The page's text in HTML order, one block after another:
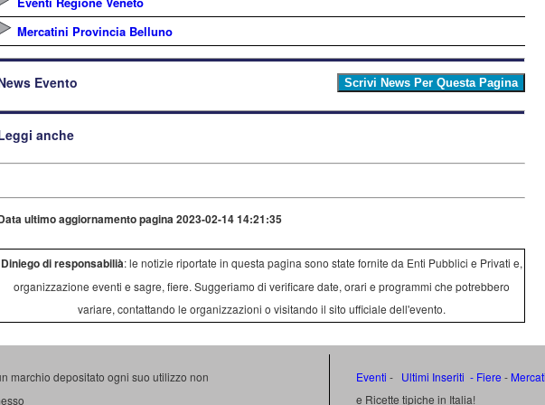
Mercatini Provincia Belluno
Evento
anche
ultimo aggiornamento pagina 2023-02-14 14:21:35
Diniego di responsabilià: le notizie riportate in questa pagina sono state fornite da Enti Pubblici e Privati e,
organizzazione eventi e sagre, fiere. Suggeriamo di verificare date, orari e programmi che potrebbero
variare, contattando le organizzazioni o visitando il sito ufficiale dell'evento.
marchio depositato ogni suo utilizzo non
Eventi - Ultimi Inseriti - Fiere -
e Ricette tipiche in Italia!